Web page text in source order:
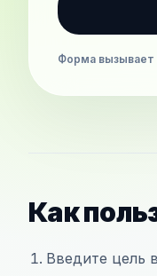
Форма вызывает
Как
Введите цель